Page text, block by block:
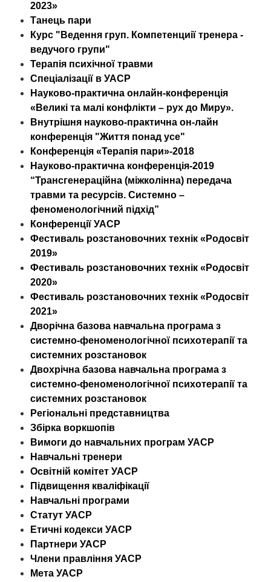
2023»
Танець пари
Курс "Ведення груп. Компетенциії тренера -
ведучого групи"
Терапія психічної травми
Спеціалізації в УАСР
Науково-практична онлайн-конференція
«Великі та малі конфлікти – рух до Миру».
Внутрішня науково-практична он-лайн
конференція "Життя понад усе"
Конференція «Терапія пари»-2018
Науково-практична конференція-2019
“Трансгенераційна (міжколінна) передача
травми та ресурсів. Системно –
феноменологічний підхід”
Конференції УАСР
Фестиваль розстановочних технік «Родосвіт
2019»
Фестиваль розстановочних технік «Родосвіт
2020»
Фестиваль розстановочних технік «Родосвіт
2021»
Дворічна базова навчальна програма з
системно-феноменологічної психотерапії та
системних розстановок
Двохрічна базова навчальна програма з
системно-феноменологічної психотерапії та
системних розстановок
Регіональні представництва
Збірка воркшопів
Вимоги до навчальних програм УАСР
Навчальні тренери
Освітній комітет УАСР
Підвищення кваліфікації
Навчальні програми
Статут УАСР
Етичні кодекси УАСР
Партнери УАСР
Члени правління УАСР
Мета УАСР